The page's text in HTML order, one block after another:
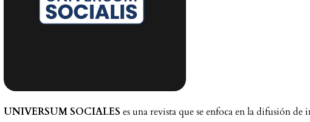
UNIVERSUM SOCIALES es una revista que se enfoca en la difusión de